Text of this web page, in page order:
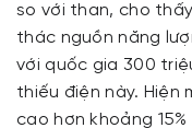
so với than, cho
thác nguồn năng
với quốc gia 300
thiếu điện này. Hiện
cao hơn khoảng